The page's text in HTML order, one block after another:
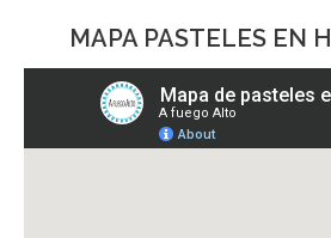
MAPA PASTELES EN